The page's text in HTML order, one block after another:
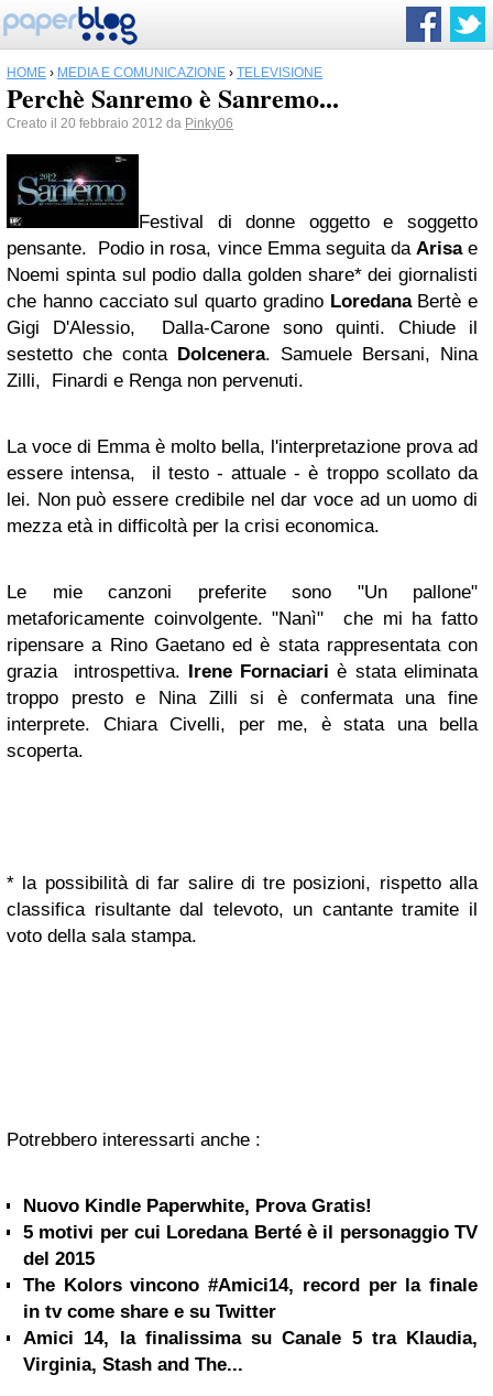
HOME › MEDIA E COMUNICAZIONE › TELEVISIONE
Perchè Sanremo è Sanremo...
Creato il 20 febbraio 2012 da Pinky06
Festival di donne oggetto e soggetto
pensante. Podio in rosa, vince Emma seguita da Arisae
Noemi spinta sul podio dalla golden share* dei giornalisti
che hanno cacciato sul quarto gradino LoredanaBertè e
Gigi D'Alessio, Dalla-Carone sono quinti. Chiude il
sestetto che conta Dolcenera. Samuele Bersani, Nina
Zilli, Finardi e Renga non pervenuti.
La voce di Emma è molto bella, l'interpretazione prova ad
essere intensa, il testo - attuale - è troppo scollato da
lei. Non può essere credibile nel dar voce ad un uomo di
mezza età in difficoltà per la crisi economica.
Le mie canzoni preferite sono "Un pallone"
metaforicamente coinvolgente. "Nanì" che mi ha fatto
ripensare a Rino Gaetano ed è stata rappresentata con
grazia introspettiva. Irene Fornaciari è stata eliminata
troppo presto e Nina Zilli si è confermata una fine
interprete. Chiara Civelli, per me, è stata una bella
scoperta.
* la possibilità di far salire di tre posizioni, rispetto alla
classifica risultante dal televoto, un cantante tramite il
voto della sala stampa.
Potrebbero interessarti anche :
Nuovo Kindle Paperwhite, Prova Gratis!
5 motivi per cui Loredana Berté è il personaggio TV
del 2015
The Kolors vincono #Amici14, record per la finale
in tv come share e su Twitter
Amici 14, la finalissima su Canale 5 tra Klaudia,
Virginia, Stash and The...